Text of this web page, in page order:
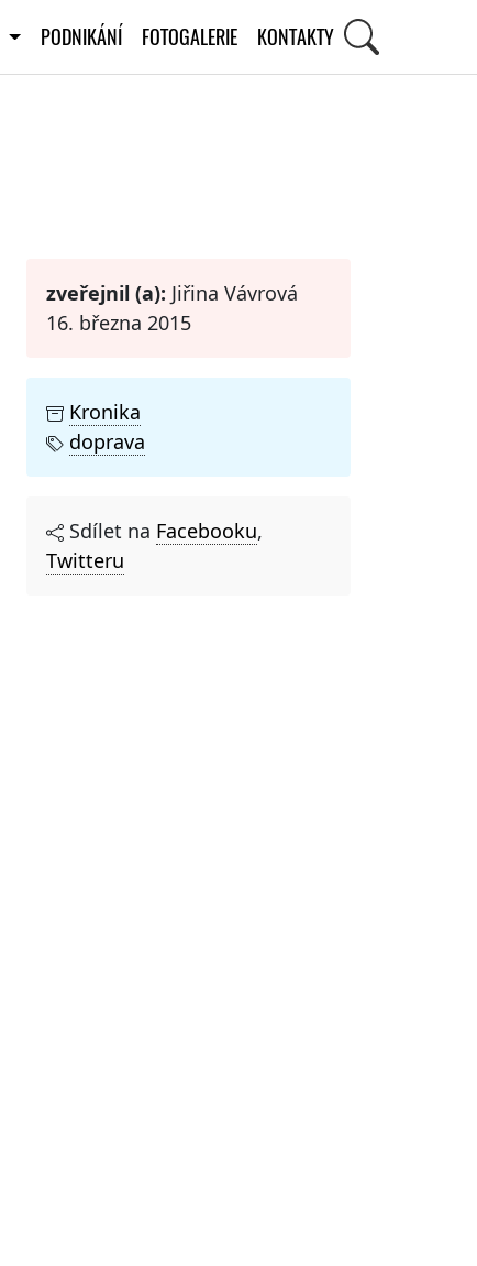
PODNIKÁNÍ FOTOGALERIE KONTAKTY
zveřejnil (a): Jiřina Vávrová
16. března 2015
Kronika
doprava
Sdílet na Facebooku,
Twitteru